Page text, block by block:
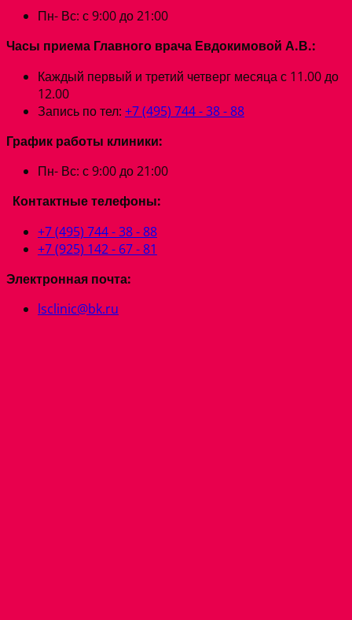
Пн- Вс: с 9:00 до 21:00
Часы приема Главного врача Евдокимовой А.В.:
Каждый первый и третий четверг месяца с 11.00 до
12.00
Запись по тел: +7 (495) 744 - 38 - 88
График работы клиники:
Пн- Вс: с 9:00 до 21:00
Контактные телефоны:
+7 (495) 744 - 38 - 88
+7 (925) 142 - 67 - 81
Электронная почта:
lsclinic@bk.ru